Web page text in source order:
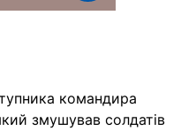
командира
змушував солдатів